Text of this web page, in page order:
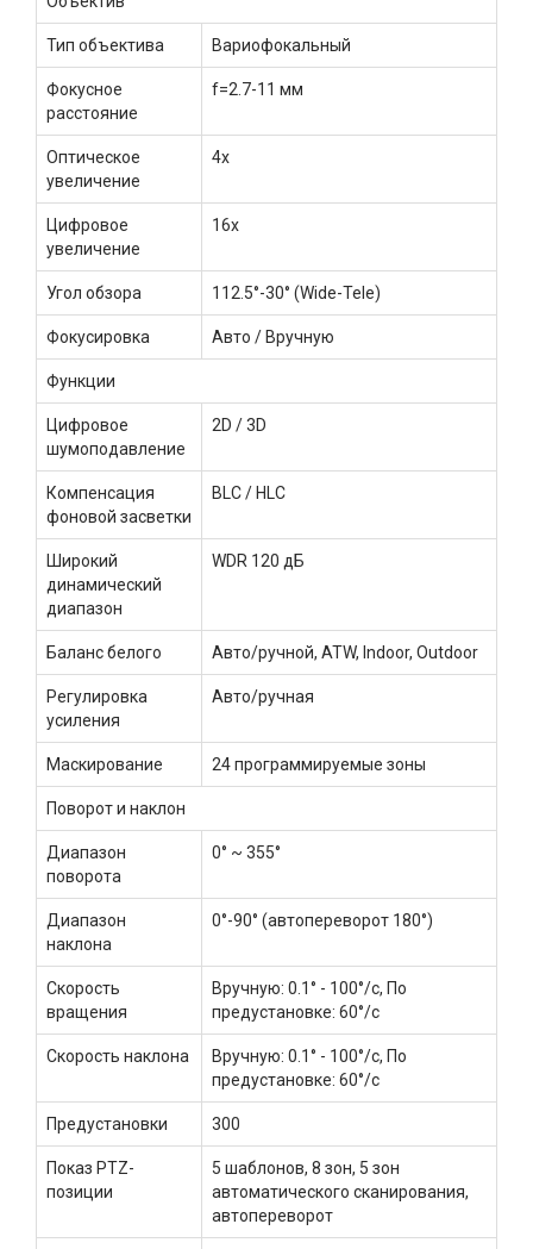
Тип объектива Вариофокальный
Фокусное
расстояние
f=2.7-11 мм
Оптическое
увеличение
4x
Цифровое
увеличение
16х
Угол обзора 112.5°-30° (Wide-Tele)
Фокусировка Авто / Вручную
Функции
Цифровое
шумоподавление
2D / 3D
Компенсация
фоновой засветки
BLC / HLC
Широкий
динамический
диапазон
WDR 120 дБ
Баланс белого Авто/ручной, ATW, Indoor, Outdoor
Регулировка
усиления
Авто/ручная
Маскирование 24 программируемые зоны
Поворот и наклон
Диапазон
поворота
0° ~ 355°
Диапазон
наклона
0°-90° (автопереворот 180°)
Скорость
вращения
Вручную: 0.1° - 100°/с, По
предустановке: 60°/с
Скорость наклона
Вручную: 0.1° - 100°/с, По
предустановке: 60°/с
Предустановки 300
Показ PTZ-
позиции
5 шаблонов, 8 зон, 5 зон
автоматического сканирования,
автопереворот